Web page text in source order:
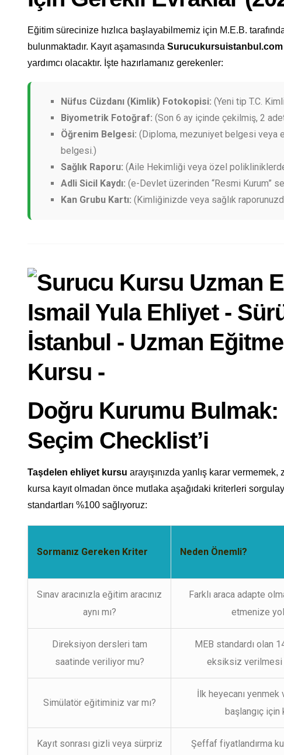
Eğitim sürecinize hızlıca başlayabilmemiz için M.E.B.
bulunmaktadır. Kayıt aşamasında Surucukursuistanbul.com
yardımcı olacaktır. İşte hazırlamanız gerekenler:
Nüfus Cüzdanı (Kimlik) Fotokopisi: (Yeni tip T.C.
Biyometrik Fotoğraf: (Son 6 ay içinde çekilmiş, 2
Öğrenim Belgesi: (Diploma, mezuniyet belgesi veya
belgesi.)
Sağlık Raporu: (Aile Hekimliği veya özel
Adli Sicil Kaydı: (e-Devlet üzerinden “Resmi Kurum”
Kan Grubu Kartı: (Kimliğinizde veya sağlık
Doğru Kurumu
Seçim Checklist’i
Taşdelen ehliyet kursu arayışınızda yanlış karar
kursa kayıt olmadan önce mutlaka aşağıdaki kriterleri
standartları %100 sağlıyoruz:
Sormanız Gereken Kriter Neden Önemli?
Sınav aracınızla eğitim aracınız
aynı mı?
Farklı araca adapte
etmenize
Direksiyon dersleri tam
saatinde veriliyor mu?
MEB standardı olan
eksiksiz verilmesi
Simülatör eğitiminiz var mı?
İlk heyecanı yenmek
başlangıç için
Kayıt sonrası gizli veya sürpriz Şeffaf fiyatlandırma